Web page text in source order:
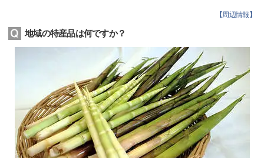
【周辺情報 】
地域の特産品は何ですか？